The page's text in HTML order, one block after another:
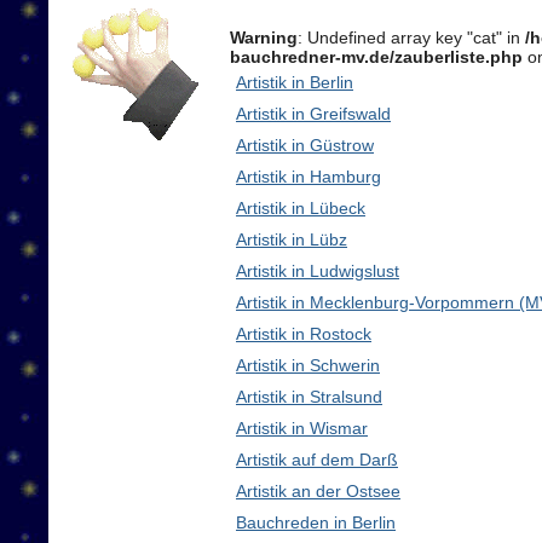
Warning: Undefined array key "cat" in /
bauchredner-mv.de/zauberliste.php
Artistik in Berlin
Artistik in Greifswald
Artistik in Güstrow
Artistik in Hamburg
Artistik in Lübeck
Artistik in Lübz
Artistik in Ludwigslust
Artistik in Mecklenburg-Vorpommern
Artistik in Rostock
Artistik in Schwerin
Artistik in Stralsund
Artistik in Wismar
Artistik auf dem Darß
Artistik an der Ostsee
Bauchreden in Berlin